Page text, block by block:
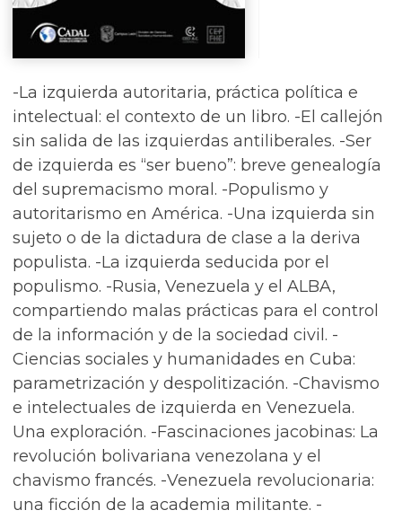
-La izquierda autoritaria, práctica política e
intelectual: el contexto de un libro. -El callejón
sin salida de las izquierdas antiliberales. -Ser
de izquierda es “ser bueno”: breve genealogía
del supremacismo moral. -Populismo y
autoritarismo en América. -Una izquierda sin
sujeto o de la dictadura de clase a la deriva
populista. -La izquierda seducida por el
populismo. -Rusia, Venezuela y el ALBA,
compartiendo malas prácticas para el control
de la información y de la sociedad civil. -
Ciencias sociales y humanidades en Cuba:
parametrización y despolitización. -Chavismo
e intelectuales de izquierda en Venezuela.
Una exploración. -Fascinaciones jacobinas: La
revolución bolivariana venezolana y el
chavismo francés. -Venezuela revolucionaria:
una ficción de la academia militante. -